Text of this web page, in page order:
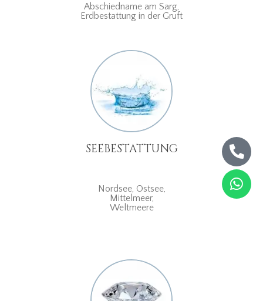
Abschiedname am Sarg,
Erdbestattung in der Gruft
SEEBESTATTUNG
Nordsee, Ostsee,
Mittelmeer,
Weltmeere